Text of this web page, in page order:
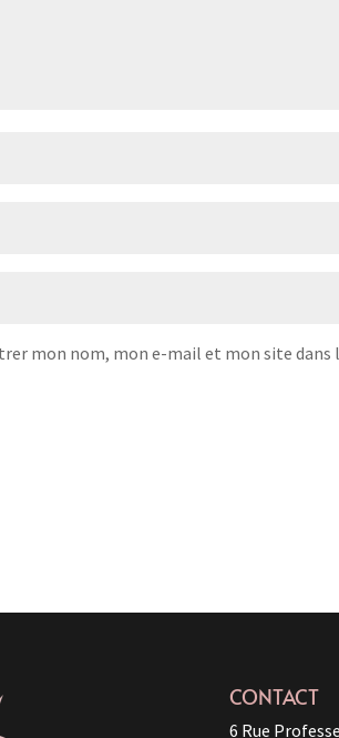
mon nom, mon e-mail et mon site
CONTACT
6 Rue